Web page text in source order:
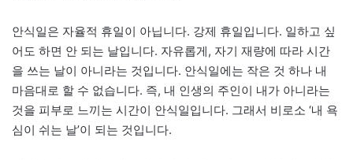
안식일은 자율적 휴일이 아닙니다. 강제 휴일입니다. 일하고 싶
어도 하면 안 되는 날입니다. 자유롭게, 자기 재량에 따라 시간
을 쓰는 날이 아니라는 것입니다. 안식일에는 작은 것 하나 내
마음대로 할 수 없습니다. 즉, 내 인생의 주인이 내가 아니라는
것을 피부로 느끼는 시간이 안식일입니다. 그래서 비로소 ‘내 욕
심이 쉬는 날’이 되는 것입니다.